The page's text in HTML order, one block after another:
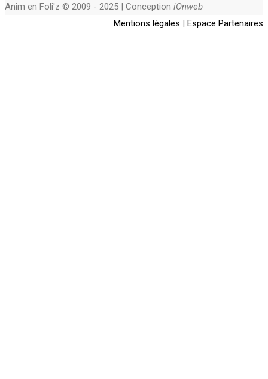
Anim en Foli'z © 2009 - 2025 | Conception iOnweb
Mentions légales | Espace Partenaires